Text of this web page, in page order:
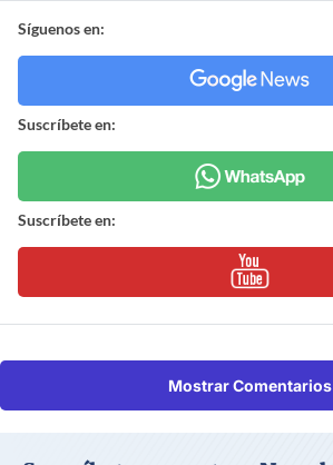
Síguenos en:
Suscríbete en:
Suscríbete en:
Mostrar Comentarios